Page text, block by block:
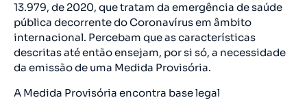
13.979, de 2020, que tratam da emergência de saúde
pública decorrente do Coronavírus em âmbito
internacional. Percebam que as características
descritas até então ensejam, por si só, a necessidade
da emissão de uma Medida Provisória.
A Medida Provisória encontra base legal